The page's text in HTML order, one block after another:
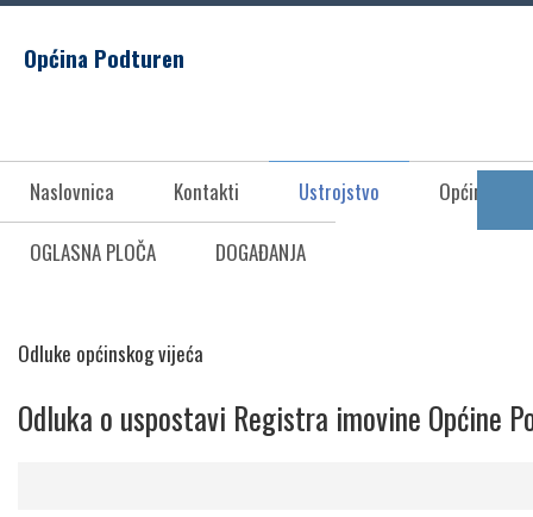
Općina Podturen
Naslovnica Kontakti Ustrojstvo Općina
OGLASNA PLOČA DOGAĐANJA
Odluke općinskog vijeća
Odluka o uspostavi Registra imovine Općine